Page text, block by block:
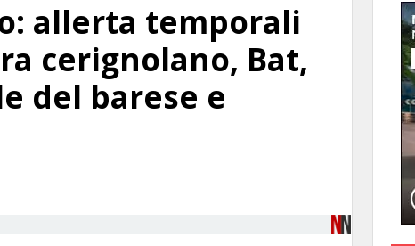
allerta temporali
cerignolano, Bat,
del barese e